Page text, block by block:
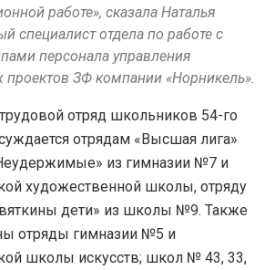
работе», сказала Наталья
специалист отдела по работе с
персонала управления
проектов ЗФ компании «Норникель».
отряд школьников 54-го
отрядам «Высшая лига»
из гимназии №7 и
художественной школы, отряду
дети» из школы №9. Также
отряды гимназии №5 и
школы искусств; школ № 43, 33,